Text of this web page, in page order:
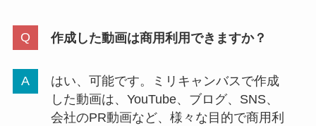
作成した動画は商用利用できますか？
はい、可能です。ミリキャンバスで作成
した動画は、YouTube、ブログ、SNS、
会社のPR動画など、様々な目的で商用利